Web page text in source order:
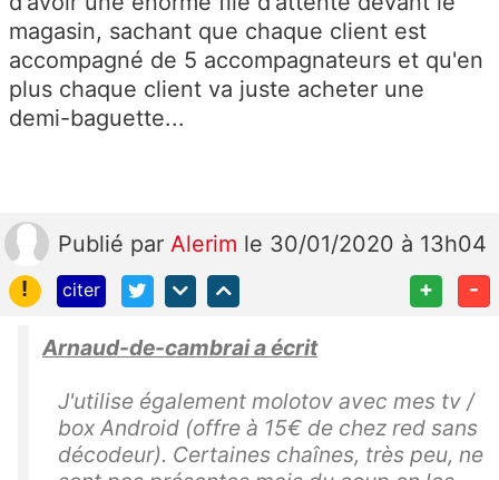
magasin, sachant que chaque client est
accompagné de 5 accompagnateurs et qu'en
plus chaque client va juste acheter une
demi-baguette...
Publié par Alerim le 30/01/2020 à 13h04
!
citer + -
Arnaud-de-cambrai a écrit
J'utilise également molotov avec mes tv /
box Android (offre à 15€ de chez red sans
décodeur). Certaines chaînes, très peu, ne